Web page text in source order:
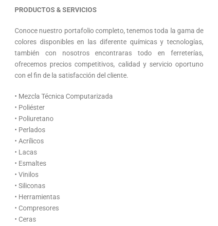
PRODUCTOS & SERVICIOS
Conoce nuestro portafolio completo, tenemos toda la gama de
colores disponibles en las diferente químicas y tecnologías,
también con nosotros encontraras todo en ferreterías,
ofrecemos precios competitivos, calidad y servicio oportuno
con el fin de la satisfacción del cliente.
• Mezcla Técnica Computarizada
• Poliéster
• Poliuretano
• Perlados
• Acrílicos
• Lacas
• Esmaltes
• Vinilos
• Siliconas
• Herramientas
• Compresores
• Ceras